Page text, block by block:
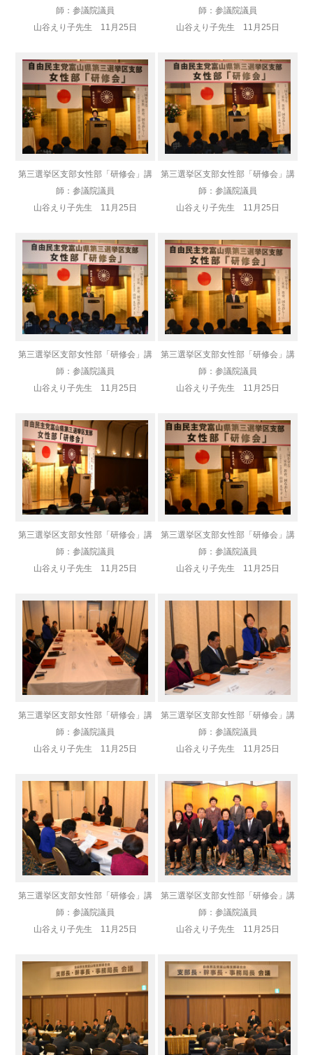
師：参議院議員
山谷えり子先生 11月25日
師：参議院議員
山谷えり子先生 11月25日
第三選挙区支部女性部「研修会」講
師：参議院議員
山谷えり子先生 11月25日
第三選挙区支部女性部「研修会」講
師：参議院議員
山谷えり子先生 11月25日
第三選挙区支部女性部「研修会」講
師：参議院議員
山谷えり子先生 11月25日
第三選挙区支部女性部「研修会」講
師：参議院議員
山谷えり子先生 11月25日
第三選挙区支部女性部「研修会」講
師：参議院議員
山谷えり子先生 11月25日
第三選挙区支部女性部「研修会」講
師：参議院議員
山谷えり子先生 11月25日
第三選挙区支部女性部「研修会」講
師：参議院議員
山谷えり子先生 11月25日
第三選挙区支部女性部「研修会」講
師：参議院議員
山谷えり子先生 11月25日
第三選挙区支部女性部「研修会」講
師：参議院議員
山谷えり子先生 11月25日
第三選挙区支部女性部「研修会」講
師：参議院議員
山谷えり子先生 11月25日